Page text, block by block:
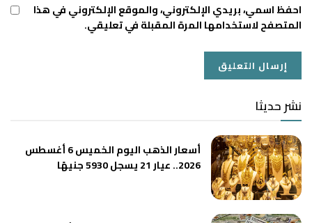
احفظ اسمي، بريدي الإلكتروني، والموقع الإلكتروني في هذا
المتصفح لاستخدامها المرة المقبلة في تعليقي.
نشر حديثا
أسعار الذهب اليوم الخميس 6 أغسطس
2026.. عيار 21 يسجل 5930 جنيهًا